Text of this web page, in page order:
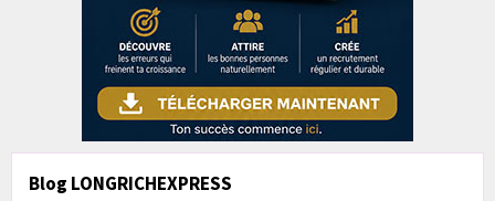
Blog LONGRICHEXPRESS